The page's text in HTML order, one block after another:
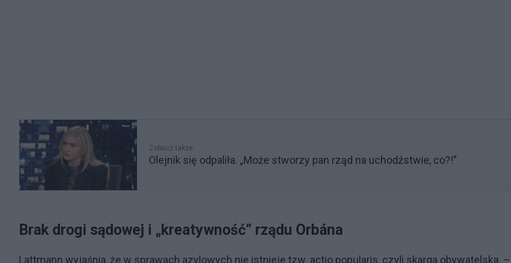
Zobacz także
Olejnik się odpaliła. „Może stworzy pan rząd na uchodźstwie, co?!”
Brak drogi sądowej i „kreatywność” rządu Orbána
Lattmann wyjaśnia, że w sprawach azylowych nie istnieje tzw. actio popularis, czyli skarga obywatelska. –